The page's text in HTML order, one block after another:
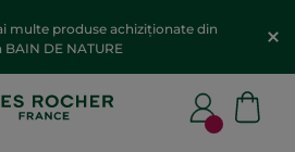
multe produse achiziționate din
BAIN DE NATURE